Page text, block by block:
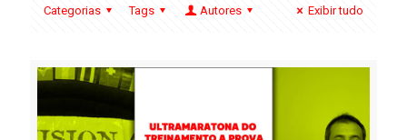
Categorias Tags Autores Exibir tudo